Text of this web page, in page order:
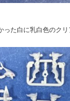
った白に乳白色のク